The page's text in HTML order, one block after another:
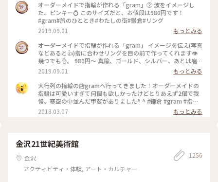
オーダーメイドで指輪が作れる「gram」② 波をイメージし
た、ピンキー💍 このサイズだと、お値段は980円です！
#gram#旅のひととき#わたしの街#鎌倉#リング
2019.09.01
もっとみる
オーダーメイドで指輪が作れる「gram」 イメージを伝え(写真
などあると👍)指に合わせリングを目の前で作ってくれます👁
幾つでも👌。 980円〜 真鍮、ゴールド、シルバー、あとは磨
きをかけるかマットな感じにするか💍😊✨✨ 今回は、左からピ
ンキー、中指、親指と作りました😅 いつもは行列がすごいの
に、この日、整理券なし、30分並び入れました😱😱‼️(平日の
夕方) 皆さん、カップルもいだけど、グループで来られ旅の思
い出に作られたりしている方が多かったです😊 まさか、入れ
ると思わなかったので、待ち時間に情報収集し勢いで作ったリ
ング。それでも、なんだか愛着がわきますね… 次は、重ね付け
2019.09.01
もっとみる
大行列の指輪の店gramへ行ってきました！オーダーメイドの
指輪は可愛いすぎて何個も欲しかったけどとりあえず2個で我
慢。寒空の中並んだ甲斐がありました^ ^ #鎌倉 #gram #指輪
#オーダーメイド
2018.03.07 もっとみる
金沢21世紀美術館
金沢
アクティビティ・体験, アート・カルチャー
1256